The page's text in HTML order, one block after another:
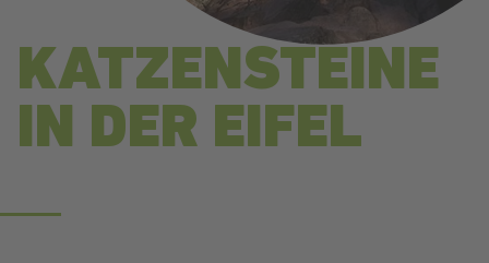
KATZENSTEINE
IN DER EIFEL